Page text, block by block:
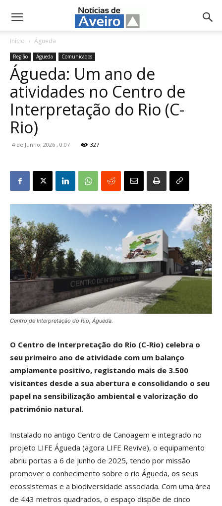
NotíciasdeAveiro.pt
Início Águeda
Região Águeda Comunicados
Águeda: Um ano de
atividades no Centro de
Interpretação do Rio (C-
Rio)
4 de Junho, 2026 , 0:07 327
Centro de Interpretação do Rio, Águeda.
O Centro de Interpretação do Rio (C-Rio) celebra o
seu primeiro ano de atividade com um balanço
amplamente positivo, registando mais de 3.500
visitantes desde a sua abertura e consolidando o seu
papel na sensibilização ambiental e valorização do
património natural.
Instalado no antigo Centro de Canoagem e integrado no
projeto LIFE Águeda (agora LIFE Revive), o equipamento
abriu portas a 6 de junho de 2025, tendo por missão
promover o conhecimento sobre o rio Águeda, os seus
ecossistemas e a biodiversidade associada. Com uma área
de 443 metros quadrados, o espaço dispõe de cinco